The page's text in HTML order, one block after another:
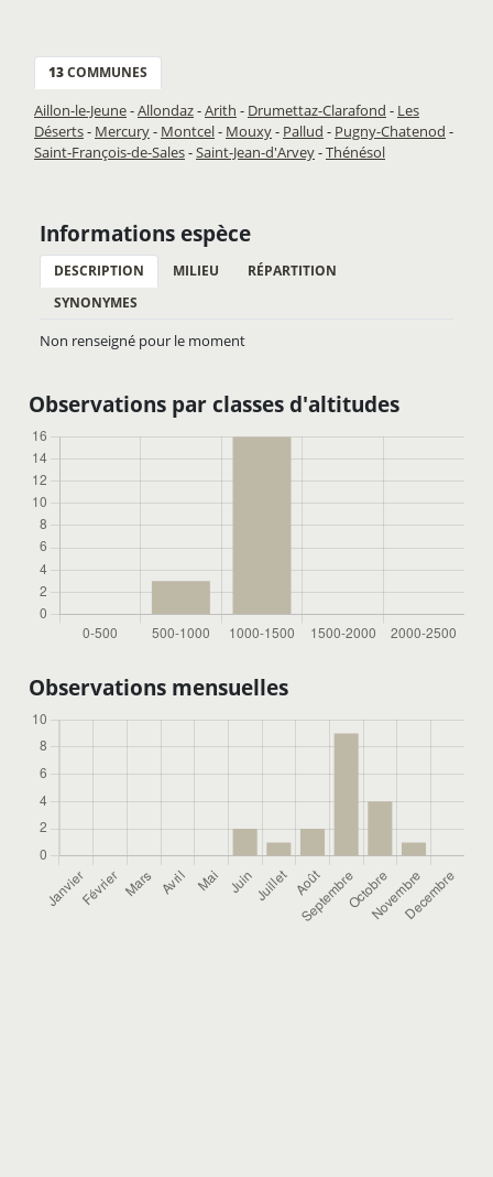
13COMMUNES
Aillon-le-Jeune-Allondaz-Arith - Drumettaz-Clarafond - Les
Déserts- Mercury- Montcel- Mouxy- Pallud - Pugny-Chatenod -
Saint-François-de-Sales-Saint-Jean-d'Arvey-Thénésol
Informations espèce
DESCRIPTION MILIEU
RÉPARTITION
SYNONYMES
Non renseigné pour le moment
Observations par classes d'altitudes
Observations mensuelles